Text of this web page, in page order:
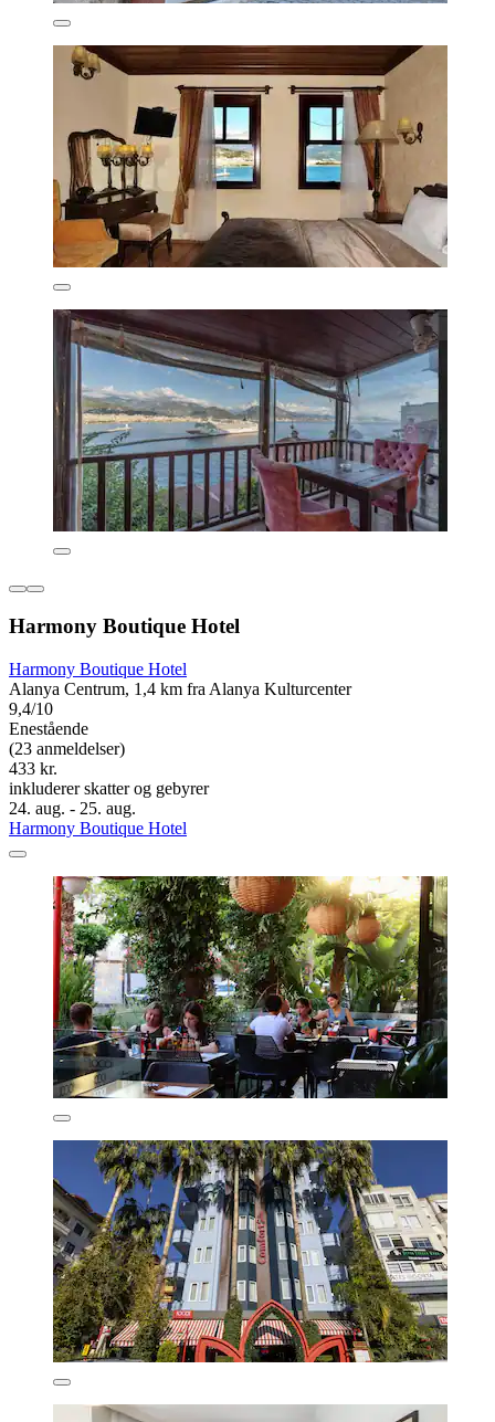
Harmony Boutique Hotel
Harmony Boutique Hotel
Alanya Centrum, 1,4 km fra Alanya Kulturcenter
9,4/10
Enestående
(23 anmeldelser)
433 kr.
inkluderer skatter og gebyrer
24. aug. - 25. aug.
Harmony Boutique Hotel